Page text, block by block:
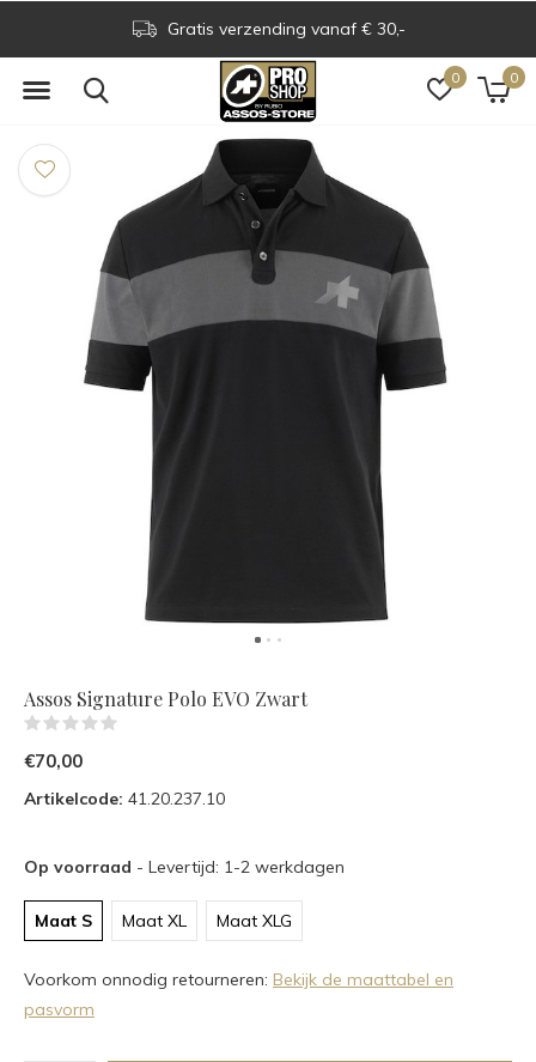
0 0
Gratis verzending vanaf € 30,-
Assos Signature Polo EVO Zwart
€70,00
Artikelcode: 41.20.237.10
Op voorraad - Levertijd: 1-2 werkdagen
Maat S Maat XL Maat XLG
Voorkom onnodig retourneren: Bekijk de maattabel en
pasvorm